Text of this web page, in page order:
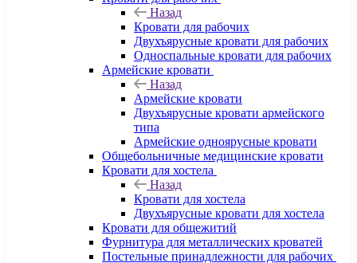
Назад
Кровати для рабочих
Двухъярусные кровати для рабочих
Односпальные кровати для рабочих
Армейские кровати
Назад
Армейские кровати
Двухъярусные кровати армейского
типа
Армейские одноярусные кровати
Общебольничные медицинские кровати
Кровати для хостела
Назад
Кровати для хостела
Двухъярусные кровати для хостела
Кровати для общежитий
Фурнитура для металлических кроватей
Постельные принадлежности для рабочих